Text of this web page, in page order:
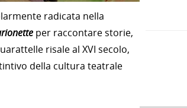
radicata nella
per raccontare storie,
risale al XVI secolo,
della cultura teatrale